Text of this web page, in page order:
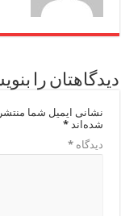
دیدگاهتان را
نشانی ایمیل شما
شده‌اند*
دیدگاه*